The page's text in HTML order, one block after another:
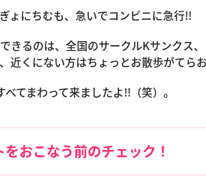
ょにちむも、急いでコンビニに急行!!
きるのは、全国のサークルKサンクス
近くにない方はちょっとお散歩がてら
てまわって来ましたよ!!（笑）。
おこなう前のチェック！